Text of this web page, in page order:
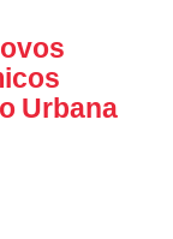
Urbana